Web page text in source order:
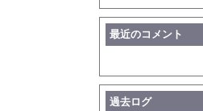
最近のコメント
過去ログ